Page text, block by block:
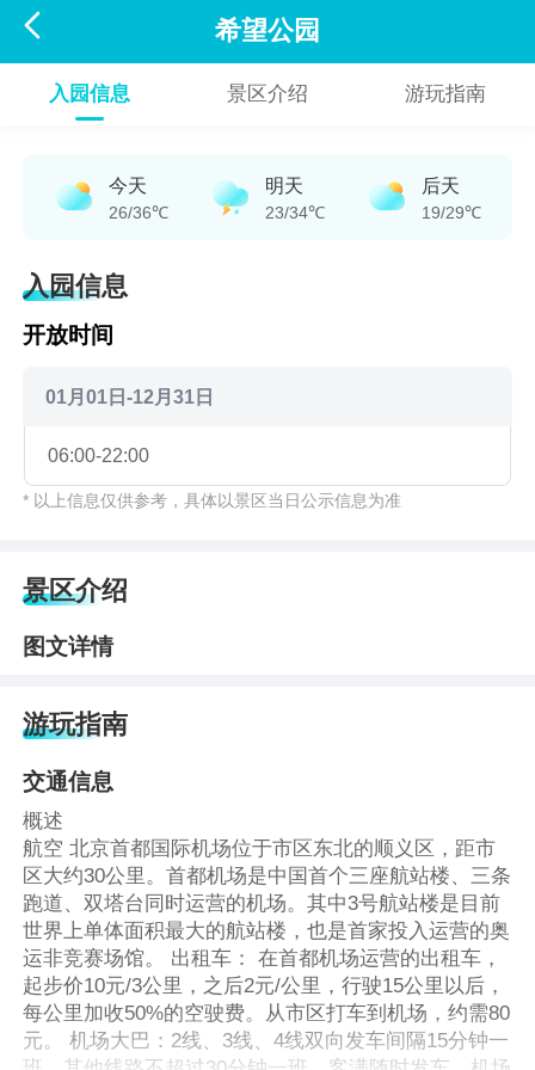
 希望公园
入园信息 景区介绍 游玩指南
今天
26/36℃
明天
23/34℃
后天
19/29℃
入园信息
开放时间
01月01日-12月31日
06:00-22:00
* 以上信息仅供参考，具体以景区当日公示信息为准
景区介绍
图文详情
游玩指南
交通信息
概述
航空 北京首都国际机场位于市区东北的顺义区，距市
区大约30公里。首都机场是中国首个三座航站楼、三条
跑道、双塔台同时运营的机场。其中3号航站楼是目前
世界上单体面积最大的航站楼，也是首家投入运营的奥
运非竞赛场馆。 出租车： 在首都机场运营的出租车，
起步价10元/3公里，之后2元/公里，行驶15公里以后，
每公里加收50%的空驶费。从市区打车到机场，约需80
元。 机场大巴：2线、3线、4线双向发车间隔15分钟一